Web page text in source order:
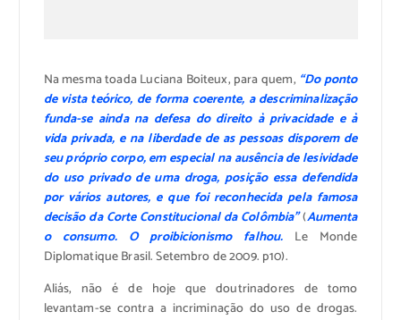
Na mesma toada Luciana Boiteux, para quem, “Do ponto
de vista teórico, de forma coerente, a descriminalização
funda-se ainda na defesa do direito à privacidade e à
vida privada, e na liberdade de as pessoas disporem de
seu próprio corpo, em especial na ausência de lesividade
do uso privado de uma droga, posição essa defendida
por vários autores, e que foi reconhecida pela famosa
decisão da Corte Constitucional da Colômbia”(Aumenta
o consumo. O proibicionismo falhou. Le Monde
Diplomatique Brasil. Setembro de 2009. p10).
Aliás, não é de hoje que doutrinadores de tomo
levantam-se contra a incriminação do uso de drogas.